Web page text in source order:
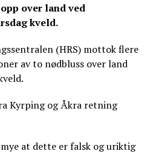
over land ved
kveld.
(HRS) mottok flere
av to nødbluss over land
Kyrping og Åkra retning
at dette er falsk og uriktig